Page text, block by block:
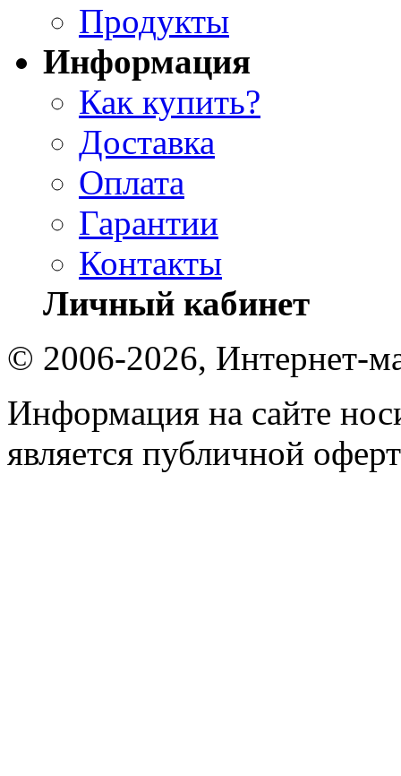
Продукты
Информация
Как купить?
Доставка
Оплата
Гарантии
Контакты
Личный кабинет
© 2006-2026, Интернет-
Информация на сайте
является публичной